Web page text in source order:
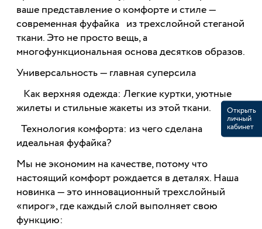
ваше представление о комфорте и стиле —
современная фуфайка из трехслойной стеганой
ткани. Это не просто вещь, а
многофункциональная основа десятков образов.
Универсальность — главная суперсила
Как верхняя одежда: Легкие куртки, уютные
жилеты и стильные жакеты из этой ткани.
Технология комфорта: из чего сделана
идеальная фуфайка?
Мы не экономим на качестве, потому что
настоящий комфорт рождается в деталях. Наша
новинка — это инновационный трехслойный
«пирог», где каждый слой выполняет свою
функцию:
Открыть
личный
кабинет